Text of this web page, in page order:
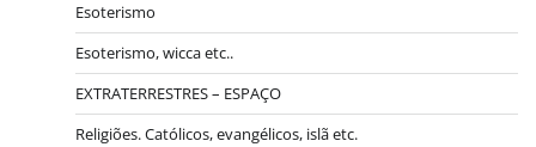
Esoterismo
Esoterismo, wicca etc..
EXTRATERRESTRES – ESPAÇO
Religiões. Católicos, evangélicos, islã etc.